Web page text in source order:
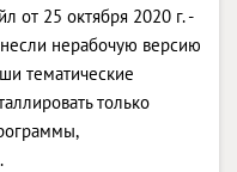
от 25 октября 2020 г. -
нерабочую версию
тематические
только